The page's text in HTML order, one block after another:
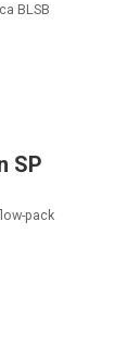
BLSB
SP
pack